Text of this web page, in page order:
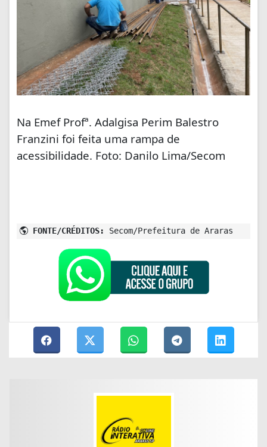
Na Emef Profª. Adalgisa Perim Balestro
Franzini foi feita uma rampa de
acessibilidade. Foto: Danilo Lima/Secom
FONTE/CRÉDITOS: Secom/Prefeitura de Araras